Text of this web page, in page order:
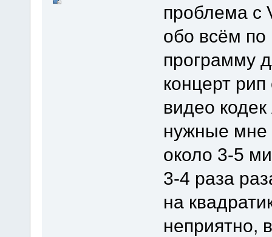
проблема с
обо всём по
программу
концерт
видео
нужные мне
около 3-5
3-4 раза
на
неприятно,